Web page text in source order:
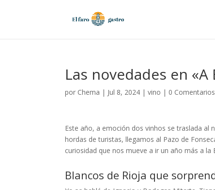
Las novedades en
por Chema | Jul 8, 2024 |vino | 0 Comentarios
Este año, a emoción dos vinhos se traslada al
hordas de turistas, llegamos al Pazo de
curiosidad que nos mueve a ir un año más a la
Blancos de Rioja que